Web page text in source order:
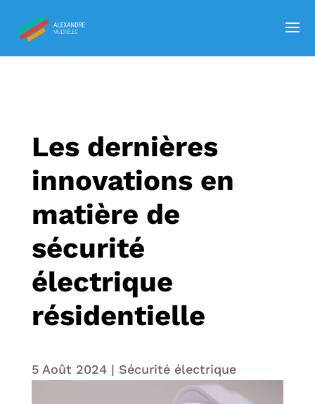
Les dernières
innovations en
matière de
sécurité
électrique
résidentielle
5 Août 2024| Sécurité électrique